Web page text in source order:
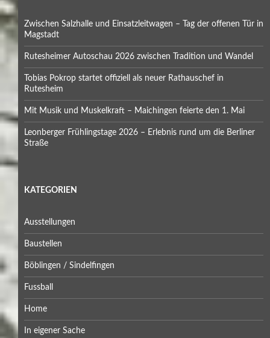
Zwischen Salzhalle und Einsatzleitwagen – Tag der offenen Tür in
Magstadt
Rutesheimer Autoschau 2026 zwischen Tradition und Wandel
Tobias Pokrop startet offiziell als neuer Rathauschef in
Rutesheim
Mit Musik und Muskelkraft – Maichingen feierte den 1. Mai
Leonberger Frühlingstage 2026 – Erlebnis rund um die Berliner
Straße
KATEGORIEN
Ausstellungen
Baustellen
Böblingen / Sindelfingen
Fussball
Home
In eigener Sache